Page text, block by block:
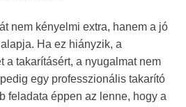
nem kényelmi extra, hanem a jó
Ha ez hiányzik, a
a takarításért, a nyugalmat nem
egy professzionális takarító
feladata éppen az lenne, hogy a